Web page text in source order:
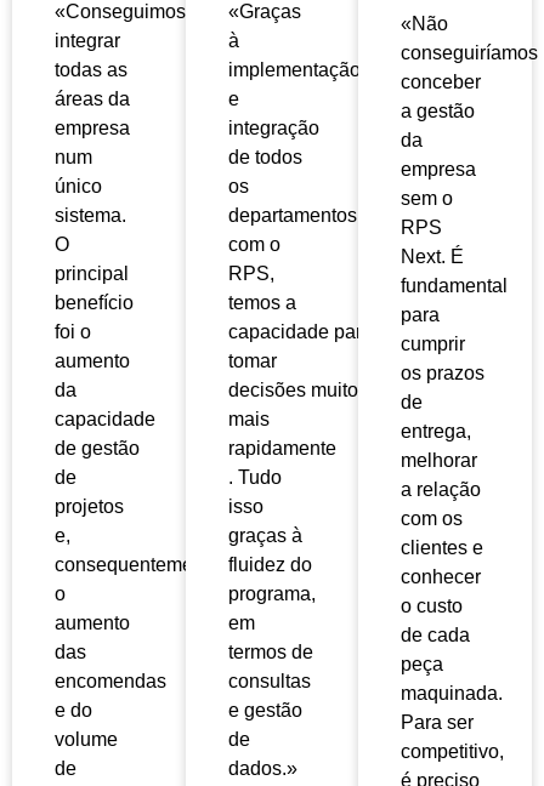
«Conseguimos
integrar
todas as
áreas da
empresa
num
único
sistema.
O
principal
benefício
foi o
aumento
da
capacidade
de gestão
de
projetos
e,
consequentemente,
o
aumento
das
encomendas
e do
volume
de
«Graças
à
implementação
e
integração
de todos
os
departamentos
com o
RPS,
temos a
capacidade para
tomar
decisões muito
mais
rapidamente
. Tudo
isso
graças à
fluidez do
programa,
em
termos de
consultas
e gestão
de
dados.»
«Não
conseguiríamos
conceber
a gestão
da
empresa
sem o
RPS
Next. É
fundamental
para
cumprir
os prazos
de
entrega,
melhorar
a relação
com os
clientes e
conhecer
o custo
de cada
peça
maquinada.
Para ser
competitivo,
é preciso